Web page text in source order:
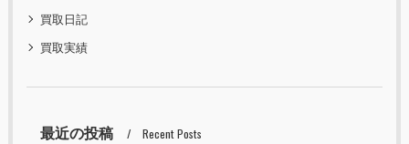
買取日記
買取実績
最近の投稿 Recent Posts